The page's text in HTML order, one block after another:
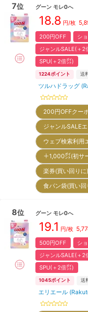
7位 グーン モレ0へ
18.8 円/枚
200円OFF シ
ジャンルSALE(＋2
SPU(＋2倍㌽)
1224ポイント 送
ツルハドラッグ
200円OFFクー
ジャンルSALE
ウェブ検索利
＋1,000㌽(初
楽券(買い回り
食パン袋(買い
8位 グーン モレ0へ
19.1 円/枚
500円OFF シ
ジャンルSALE(＋2
SPU(＋2倍㌽)
1045ポイント 送
エリエール